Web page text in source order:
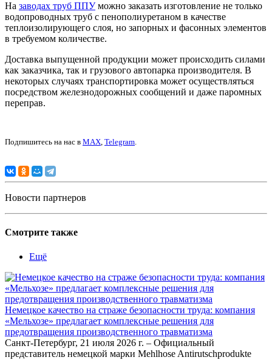
На заводах труб ППУможно заказать изготовление не только
водопроводных труб с пенополиуретаном в качестве
теплоизолирующего слоя, но запорных и фасонных элементов
в требуемом количестве.
Доставка выпущенной продукции может происходить силами
как заказчика, так и грузового автопарка производителя. В
некоторых случаях транспортировка может осуществляться
посредством железнодорожных сообщений и даже паромных
переправ.
Подпишитесь на нас в MAX, Telegram.
Новости партнеров
Смотрите также
Ещё
Немецкое качество на страже безопасности труда: компания
«Мельхозе» предлагает комплексные решения для
предотвращения производственного травматизма
Санкт-Петербург, 21 июля 2026 г. – Официальный
представитель немецкой марки Mehlhose Antirutschprodukte